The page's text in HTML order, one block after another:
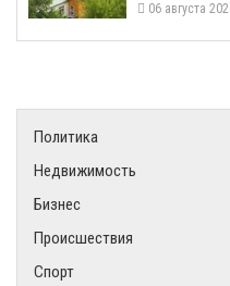
06 августа
Политика
Недвижимость
Бизнес
Происшествия
Спорт